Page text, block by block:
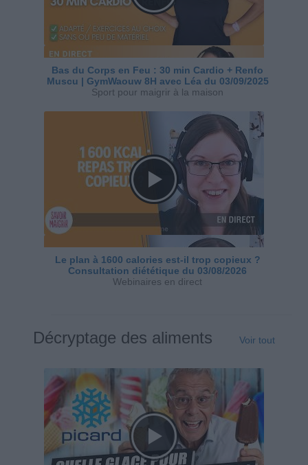
Bas du Corps en Feu : 30 min Cardio + Renfo
Muscu | GymWaouw 8H avec Léa du 03/09/2025
Sport pour maigrir à la maison
Le plan à 1600 calories est-il trop copieux ?
Consultation diététique du 03/08/2026
Webinaires en direct
Décryptage des aliments Voir tout